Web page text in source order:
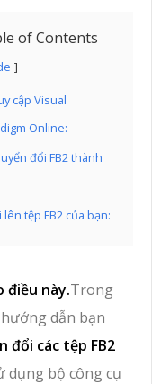
of Contents
cập Visual
Online:
đổi FB2 thành
lên tệp FB2 của bạn:
điều này.Trong
dẫn bạn
đổi các tệp FB2
dụng bộ công cụ